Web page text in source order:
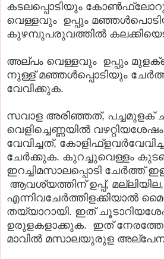
കടലപ്പൊടിയും
വെള്ളവും ഉപ്പും
കുഴമ്പുപരുവത്തില്‍
അല്പം വെള്ളവും ഉപ്പും
നുള്ള് മഞ്ഞള്‍പ്പൊടിയും
വേവിക്കുക.
സവാള അരിഞ്ഞത്, പച്ചമുളക്
വെളിച്ചെണ്ണയില്‍
വേവിച്ചത്,
ചേര്‍ക്കുക. കുറച്ചുവെള്ളം
ഇറച്ചിമസാലപ്പൊടി ചേര്‍ത്ത്
ആവശ്യത്തിന് ഉപ്പ്, മല്ലിയില,
എന്നിവചേര്‍ത്തിളക്കിയാല്‍
തയ്യാറായി. ഇത്
ഉരുളകളാക്കുക. ഇത് നേരത്തേ
മാവില്‍ മസാലയുരുള